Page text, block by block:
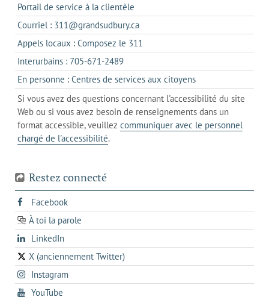
Portail de service à la clientèle
dans
un
nouvel
Courriel : 311@grandsudbury.cas'ouvre
dans
votre
de
messagerie
Appels locaux : Composez le 311
dans
un
client
de
votre
téléphone
Interurbains : 705-671-2489s'ouvre
dans
un
client
de
votre
En personne : Centres de services aux citoyenss'ouvre
dans
l'onglet
actuel
Si vous avez des questions concernant l'accessibilité du site
Web ou si vous avez besoin de renseignements dans un
format accessible, veuillez communiquer avec le personnel
chargé de l'accessibilité.
Restez connecté
Facebooks'ouvre
dans
un
onglet
À toi la parole
opens
in
a
new
tab
LinkedInopens
in
a
new
X (anciennement Twitter)
s'ouvre
dans
un
Instagrams'ouvre
dans
YouTube